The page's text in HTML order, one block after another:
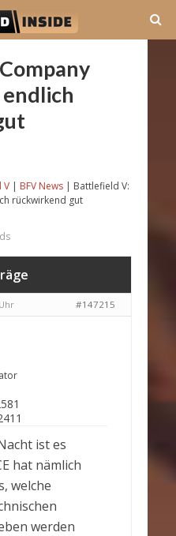
V | BFV News | Battlefield V:
rückwirkend gut
#147215
ist es
hat nämlich
welche
werden